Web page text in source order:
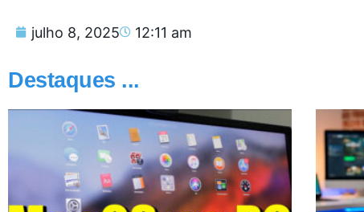
julho 8, 2025 12:11 am
Destaques ...